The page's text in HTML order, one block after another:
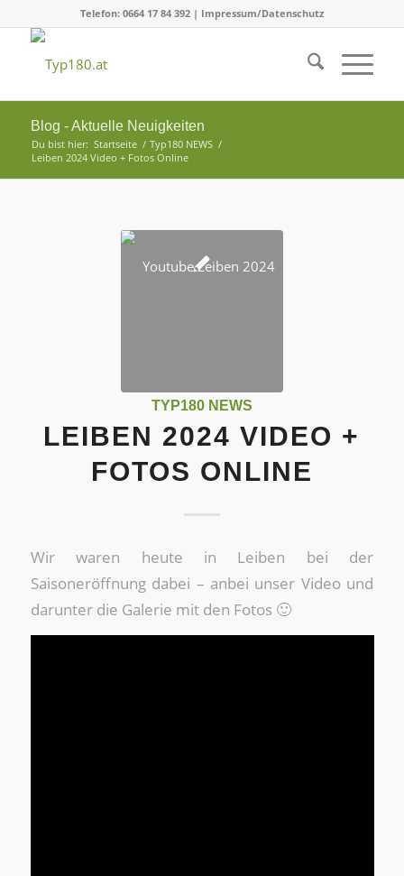
Telefon: 0664 17 84 392 | Impressum/Datenschutz
Blog - Aktuelle Neuigkeiten
Du bist hier: Startseite / Typ180 NEWS /
Leiben 2024 Video + Fotos Online
TYP180 NEWS
LEIBEN 2024 VIDEO +
FOTOS ONLINE
Wir waren heute in Leiben bei der
Saisoneröffnung dabei – anbei unser Video und
darunter die Galerie mit den Fotos 🙂